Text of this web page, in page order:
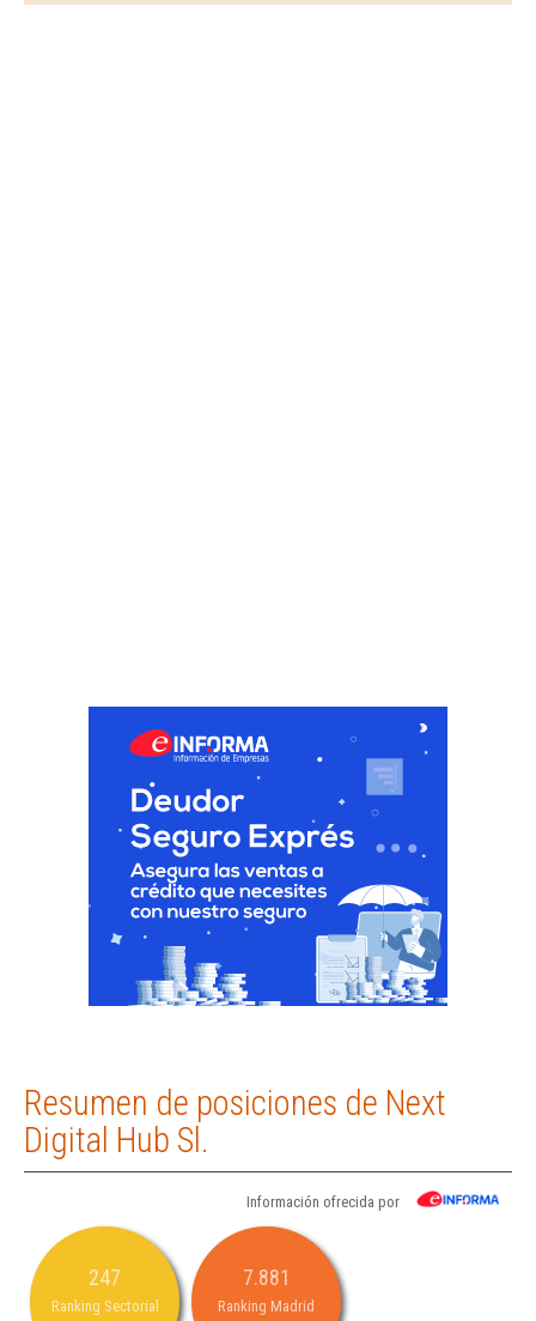
Resumen de posiciones de Next
Digital Hub Sl.
Información ofrecida por
247
Ranking Sectorial
7.881
Ranking Madrid